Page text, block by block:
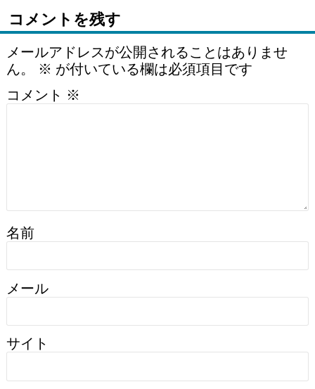
コメントを残す
メールアドレスが公開されることはありませ
ん。
※ が付いている欄は必須項目です
コメント ※
名前
メール
サイト